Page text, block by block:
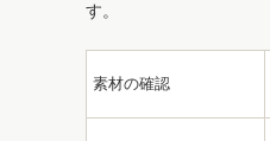
す。
素材の確認